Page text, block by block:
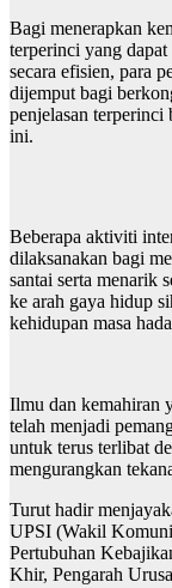
Bagi menerapkan
terperinci yang
secara efisien, para
dijemput bagi
penjelasan terperinci
ini.
Beberapa aktiviti
dilaksanakan bagi
santai serta menarik
ke arah gaya hidup
kehidupan masa
Ilmu dan kemahiran
telah menjadi
untuk terus terlibat
mengurangkan
Turut hadir
UPSI (Wakil
Pertubuhan
Khir, Pengarah